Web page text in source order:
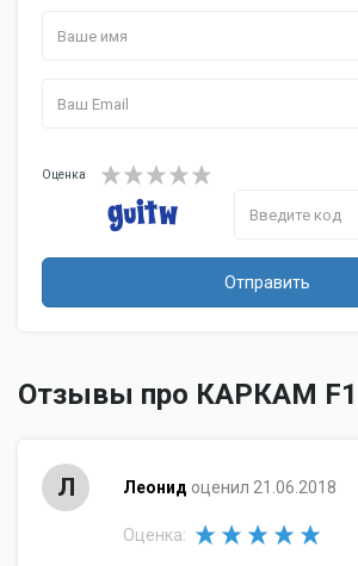
Оценка
Отправить
Отзывы про КАРКАМ F1
Л Леонид оценил 21.06.2018
Оценка: